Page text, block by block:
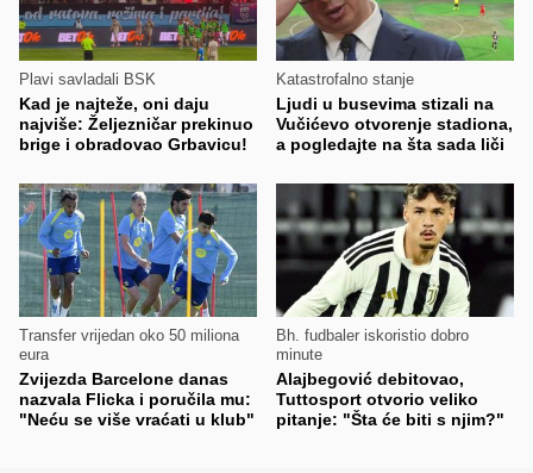
Plavi savladali BSK
Kad je najteže, oni daju
najviše: Željezničar prekinuo
brige i obradovao Grbavicu!
Katastrofalno stanje
Ljudi u busevima stizali na
Vučićevo otvorenje stadiona,
a pogledajte na šta sada liči
Transfer vrijedan oko 50 miliona
eura
Zvijezda Barcelone danas
nazvala Flicka i poručila mu:
"Neću se više vraćati u klub"
Bh. fudbaler iskoristio dobro
minute
Alajbegović debitovao,
Tuttosport otvorio veliko
pitanje: "Šta će biti s njim?"